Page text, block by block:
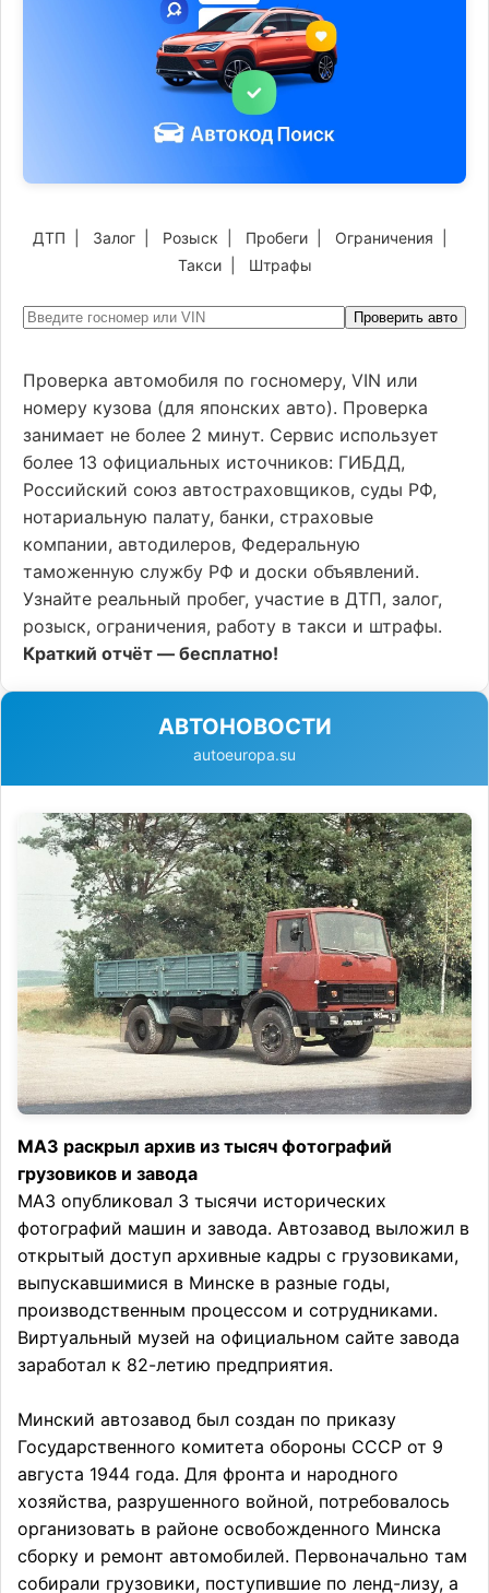
ДТП Залог Розыск Пробеги Ограничения
Такси| Штрафы
Проверить авто
Проверка автомобиля по госномеру, VIN или
номеру кузова (для японских авто). Проверка
занимает не более 2 минут. Сервис использует
более 13 официальных источников: ГИБДД,
Российский союз автостраховщиков, суды РФ,
нотариальную палату, банки, страховые
компании, автодилеров, Федеральную
таможенную службу РФ и доски объявлений.
Узнайте реальный пробег, участие в ДТП, залог,
розыск, ограничения, работу в такси и штрафы.
Краткий отчёт — бесплатно!
АВТОНОВОСТИ
autoeuropa.su
МАЗ раскрыл архив из тысяч фотографий
грузовиков и завода
МАЗ опубликовал 3 тысячи исторических
фотографий машин и завода. Автозавод выложил в
открытый доступ архивные кадры с грузовиками,
выпускавшимися в Минске в разные годы,
производственным процессом и сотрудниками.
Виртуальный музей на официальном сайте завода
заработал к 82-летию предприятия.
Минский автозавод был создан по приказу
Государственного комитета обороны СССР от 9
августа 1944 года. Для фронта и народного
хозяйства, разрушенного войной, потребовалось
организовать в районе освобожденного Минска
сборку и ремонт автомобилей. Первоначально там
собирали грузовики, поступившие по ленд-лизу, а